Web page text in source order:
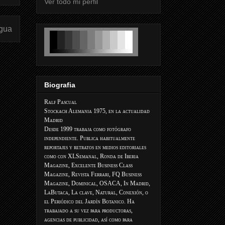
Ver todo mi perfil
Biografia
Ralf Pascual
Stockach Alemania 1975, en la actualidad
Madrid
Desde 1999 trabaja como fotógrafo
independiente. Publica habitualmente
reportajes y retratos en medios editoriales
como con XLSemanal, Ronda de Iberia
Magazine, Excelente Business Class
Magazine, Revista Ferrari, FQ Business
Magazine, Dominical, OSACA, In Madrid,
LaButaca, La clave, Natural, Conexión, o
el Periódico del Jardín Botanico. Ha
trabajado a su vez para productoras,
agencias de publicidad, así como para